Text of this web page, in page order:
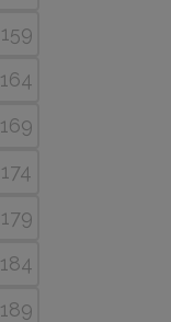
159
164
169
174
179
184
189